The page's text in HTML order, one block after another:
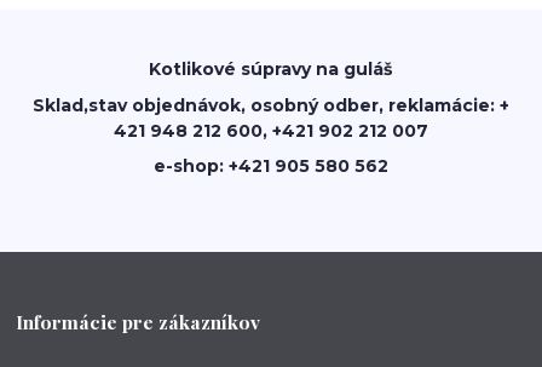
Kotlikové súpravy na guláš
Sklad,stav objednávok, osobný odber, reklamácie: +
421 948 212 600, +421 902 212 007
e-shop: +421 905 580 562
Informácie pre zákazníkov